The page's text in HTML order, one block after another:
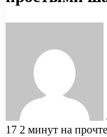
17 2 минут на